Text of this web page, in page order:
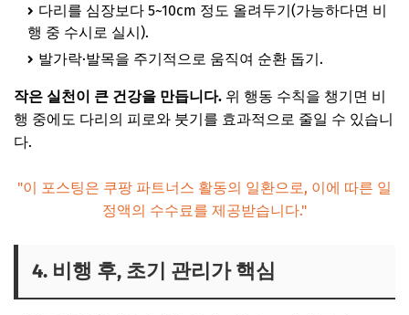
다리를 심장보다 5~10cm 정도 올려두기(가능하다면 비
행 중 수시로 실시).
발가락·발목을 주기적으로 움직여 순환 돕기.
작은 실천이 큰 건강을 만듭니다. 위 행동 수칙을 챙기면 비
행 중에도 다리의 피로와 붓기를 효과적으로 줄일 수 있습니
다.
"이 포스팅은 쿠팡 파트너스 활동의 일환으로, 이에 따른 일
정액의 수수료를 제공받습니다."
4. 비행 후, 초기 관리가 핵심